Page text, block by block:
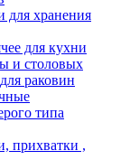
для хранения
для кухни
и столовых
раковин
типа
прихватки ,